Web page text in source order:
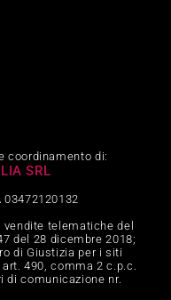
coordinamento di:
SRL
03472120132
telematiche del
del 28 dicembre 2018;
di Giustizia per i siti
490, comma 2 c.p.c.
di comunicazione nr.